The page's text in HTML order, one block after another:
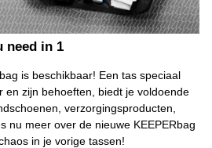
need in 1
is beschikbaar! Een tas speciaal
en zijn behoeften, biedt je voldoende
verzorgingsproducten,
nu meer over de nieuwe KEEPERbag
in je vorige tassen!